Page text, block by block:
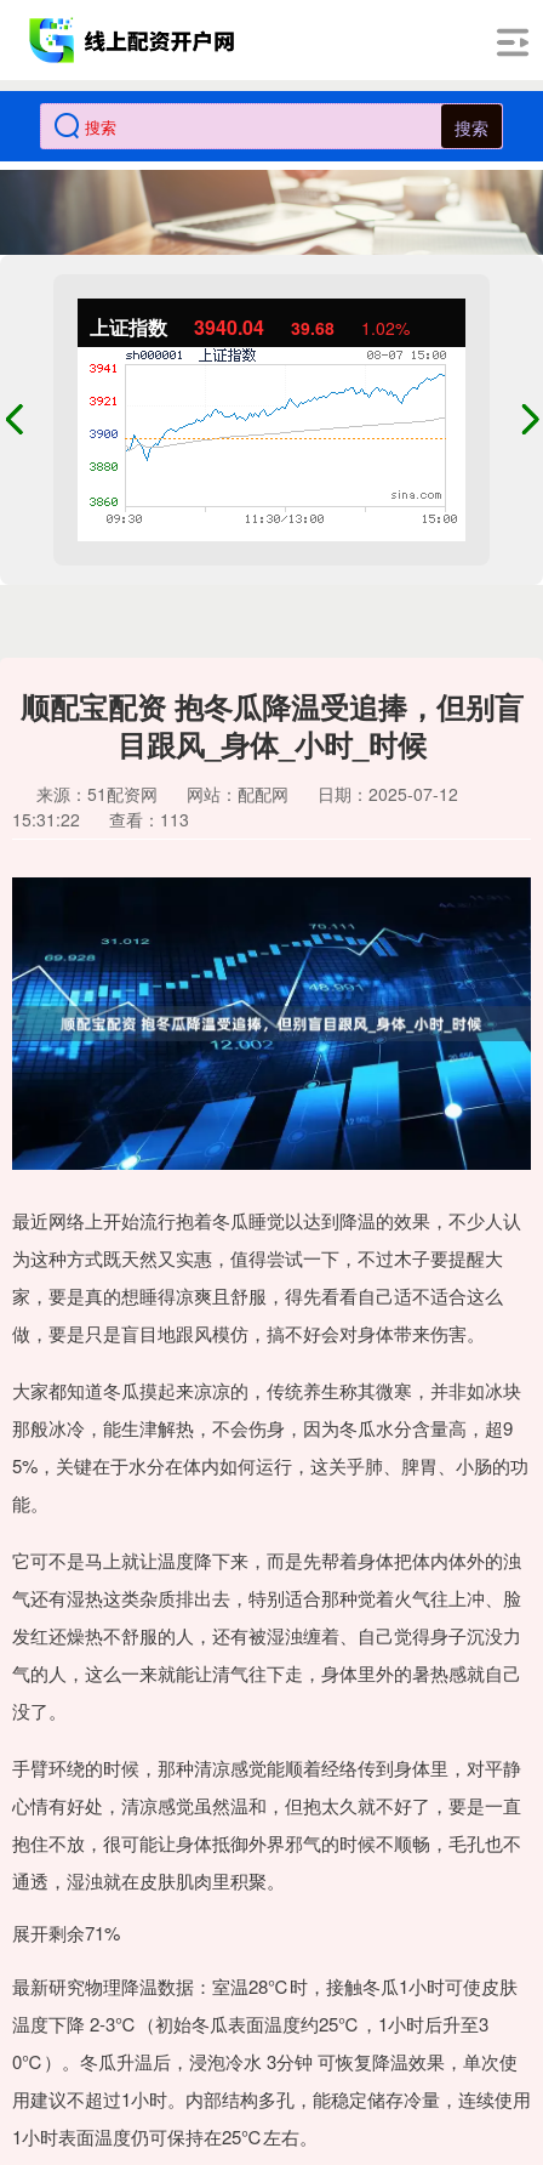
搜索
上证指数 3940.04 39.68 1.02%
顺配宝配资 抱冬瓜降温受追捧，但别盲
目跟风_身体_小时_时候
来源：51配资网 网站：配配网
日期：2025-07-12
15:31:22
查看：113
最近网络上开始流行抱着冬瓜睡觉以达到降温的效果，不少人认
为这种方式既天然又实惠，值得尝试一下，不过木子要提醒大
家，要是真的想睡得凉爽且舒服，得先看看自己适不适合这么
做，要是只是盲目地跟风模仿，搞不好会对身体带来伤害。
大家都知道冬瓜摸起来凉凉的，传统养生称其微寒，并非如冰块
那般冰冷，能生津解热，不会伤身，因为冬瓜水分含量高，超9
5%，关键在于水分在体内如何运行，这关乎肺、脾胃、小肠的功
能。
它可不是马上就让温度降下来，而是先帮着身体把体内体外的浊
气还有湿热这类杂质排出去，特别适合那种觉着火气往上冲、脸
发红还燥热不舒服的人，还有被湿浊缠着、自己觉得身子沉没力
气的人，这么一来就能让清气往下走，身体里外的暑热感就自己
没了。
手臂环绕的时候，那种清凉感觉能顺着经络传到身体里，对平静
心情有好处，清凉感觉虽然温和，但抱太久就不好了，要是一直
抱住不放，很可能让身体抵御外界邪气的时候不顺畅，毛孔也不
通透，湿浊就在皮肤肌肉里积聚。
展开剩余71%
最新研究物理降温数据：室温28℃时，接触冬瓜1小时可使皮肤
温度下降 2-3℃（初始冬瓜表面温度约25℃，1小时后升至3
0℃）。冬瓜升温后，浸泡冷水 3分钟 可恢复降温效果，单次使
用建议不超过1小时。内部结构多孔，能稳定储存冷量，连续使用
1小时表面温度仍可保持在25℃左右。